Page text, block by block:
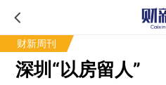
财新周刊
深圳“以房留人”